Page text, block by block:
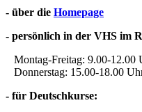
- über die Homepage
- persönlich in der VHS im
Montag-Freitag: 9.00-12.00
Donnerstag: 15.00-18.00
- für Deutschkurse: